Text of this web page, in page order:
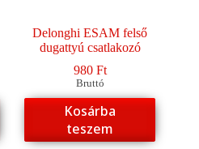
Delonghi ESAM felső
dugattyú csatlakozó
980 Ft
Bruttó
Kosárba
teszem